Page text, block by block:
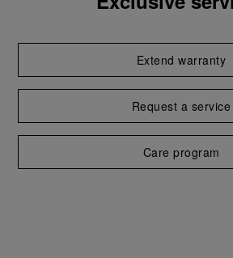
Extend warranty
Request a service
Care program